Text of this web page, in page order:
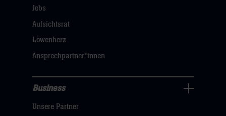
öffnen,
hier
Jobs
Aufsichtsrat
Löwenherz
Ansprechpartner*innen
Navigation
Business
Unsere Partner